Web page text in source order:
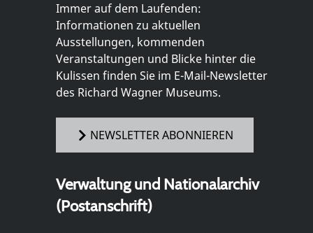
Immer auf dem Laufenden:
Informationen zu aktuellen
Ausstellungen, kommenden
Veranstaltungen und Blicke hinter die
Kulissen finden Sie im E-Mail-Newsletter
des Richard Wagner Museums.
NEWSLETTER ABONNIEREN
Verwaltung und Nationalarchiv
(Postanschrift)